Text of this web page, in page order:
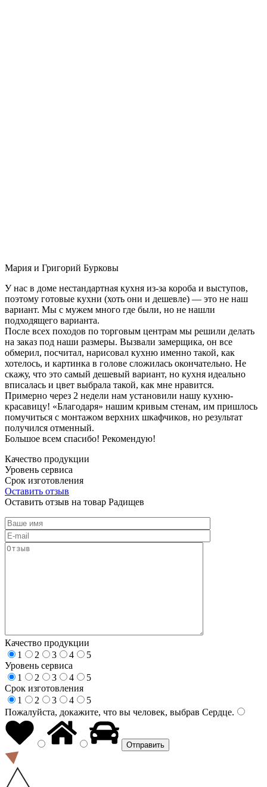
Мария и Григорий Бурковы
У нас в доме нестандартная кухня из-за короба и выступов,
поэтому готовые кухни (хоть они и дешевле) — это не наш
вариант. Мы с мужем много где были, но не нашли
подходящего варианта.
После всех походов по торговым центрам мы решили делать
на заказ под наши размеры. Вызвали замерщика, он все
обмерил, посчитал, нарисовал кухню именно такой, как
хотелось, и картинка в голове сложилась окончательно. Не
скажу, что это самый дешевый вариант, но кухня идеально
вписалась и цвет выбрала такой, как мне нравится.
Примерно через 2 недели нам установили нашу кухню-
красавицу! «Благодаря» нашим кривым стенам, им пришлось
помучиться с монтажом верхних шкафчиков, но результат
получился отменный.
Большое всем спасибо! Рекомендую!
Качество продукции
Уровень сервиса
Срок изготовления
Оставить отзыв
Оставить отзыв на товар Радищев
Качество продукции
1
2 3 4
5
Уровень сервиса
1
2 3 4
5
Срок изготовления
1
2 3 4
5
Пожалуйста, докажите, что вы человек, выбрав Сердце.